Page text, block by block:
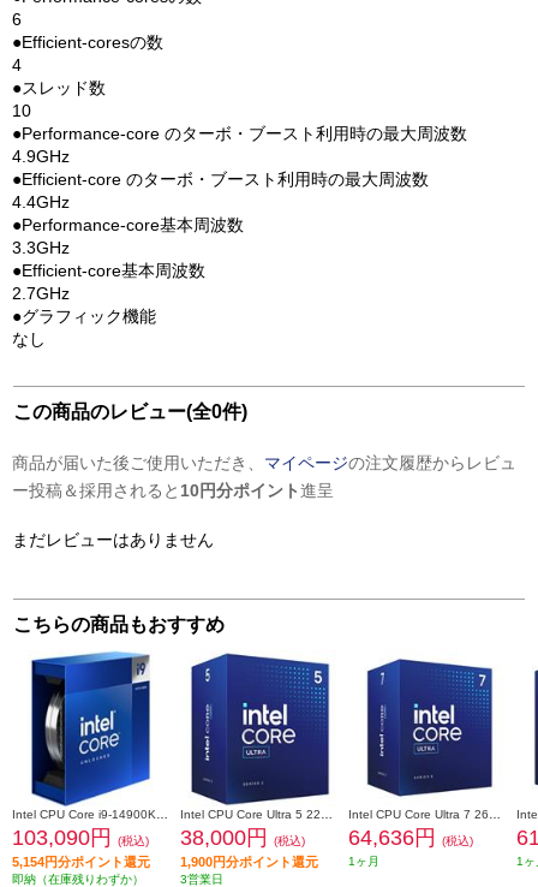
6
●Efficient-coresの数
4
●スレッド数
10
●Performance-core のターボ・ブースト利用時の最大周波数
4.9GHz
●Efficient-core のターボ・ブースト利用時の最大周波数
4.4GHz
●Performance-core基本周波数
3.3GHz
●Efficient-core基本周波数
2.7GHz
●グラフィック機能
なし
この商品のレビュー(全0件)
商品が届いた後ご使用いただき、 マイページの注文履歴からレビュ
ー投稿＆採用されると 10円分ポイント進呈
まだレビューはありません
こちらの商品もおすすめ
103,090円 (税込)
5,154円分ポイント還元
即納（在庫残りわずか）
38,000円 (税込)
1,900円分ポイント還元
3営業日
64,636円
(税込)
1ヶ月
1ヶ